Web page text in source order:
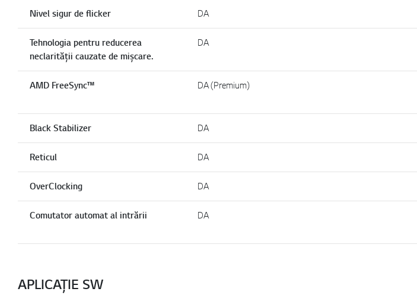
Nivel sigur de flicker DA
Tehnologia pentru reducerea
neclarității cauzate de mișcare.
DA
AMD FreeSync™ DA (Premium)
Black Stabilizer DA
Reticul DA
OverClocking DA
Comutator automat al intrării DA
APLICAȚIE SW